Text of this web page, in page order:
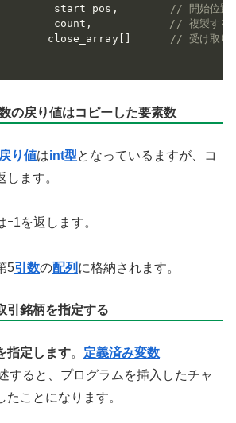
start_pos
,
// 開始位
count
,
// 複製する
close_array
[
// 受け取り
の戻り値はコピーした要素数
戻り値はint型となっているますが、コ
します。
1を返します。
5引数の配列 に格納されます。
引銘柄を指定する
指定します。 定義済み変数
すると、プログラムを挿入したチャ
ことになります。